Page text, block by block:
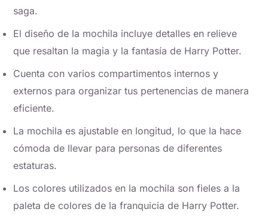
saga.
El diseño de la mochila incluye detalles en relieve
que resaltan la magia y la fantasía de Harry Potter.
Cuenta con varios compartimentos internos y
externos para organizar tus pertenencias de manera
eficiente.
La mochila es ajustable en longitud, lo que la hace
cómoda de llevar para personas de diferentes
estaturas.
Los colores utilizados en la mochila son fieles a la
paleta de colores de la franquicia de Harry Potter.